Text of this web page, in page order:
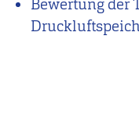
Bewertung der